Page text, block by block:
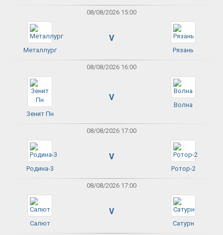
08/08/2026 15:00
Металлург
V
Рязань
08/08/2026 16:00
Зенит Пн
V
Волна
08/08/2026 17:00
Родина-3
V
Ротор-2
08/08/2026 17:00
Салют
V
Сатурн